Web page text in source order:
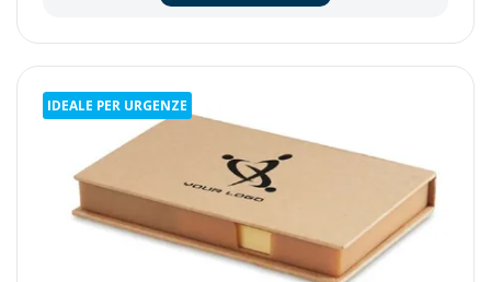
IDEALE PER URGENZE